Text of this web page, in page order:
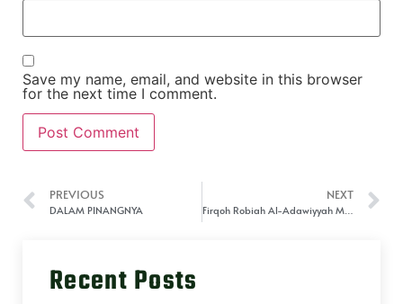
Save my name, email, and website in this browser
for the next time I comment.
PREVIOUS
DALAM PINANGNYA
NEXT
Firqoh Robiah Al-Adawiyyah Menggelar PHBIN
Recent Posts